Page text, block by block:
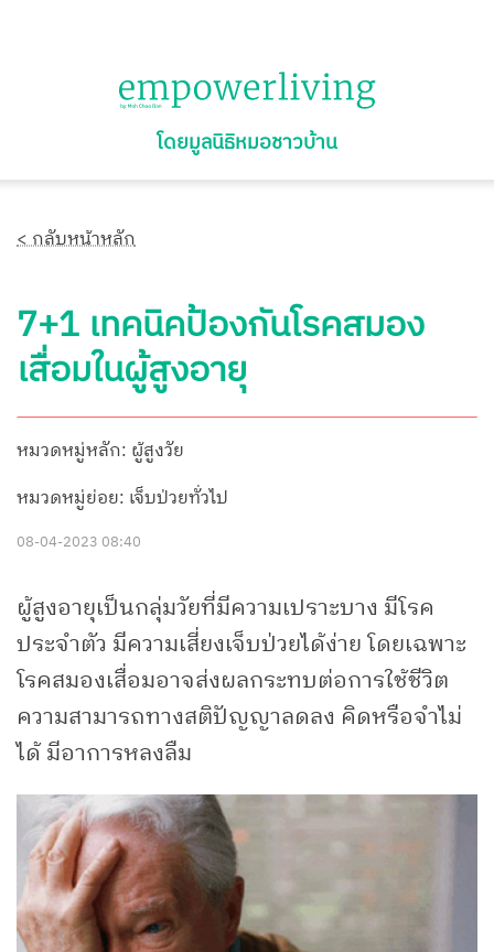
โดยมูลนิธิหมอชาวบ้าน
< กลับหน้าหลัก
7+1 เทคนิคป้องกันโรคสมอง
เสื่อมในผู้สูงอายุ
หมวดหมู่หลัก: ผู้สูงวัย
หมวดหมู่ย่อย: เจ็บป่วยทั่วไป
08-04-2023 08:40
ผู้สูงอายุเป็นกลุ่มวัยที่มีความเปราะบาง มีโรค
ประจำตัว มีความเสี่ยงเจ็บป่วยได้ง่าย โดยเฉพาะ
โรคสมองเสื่อมอาจส่งผลกระทบต่อการใช้ชีวิต
ความสามารถทางสติปัญญาลดลง คิดหรือจำไม่
ได้ มีอาการหลงลืม